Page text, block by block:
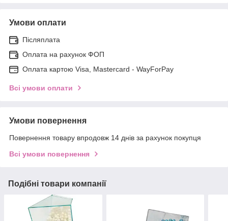
Умови оплати
Післяплата
Оплата на рахунок ФОП
Оплата картою Visa, Mastercard - WayForPay
Всі умови оплати
Умови повернення
Повернення товару впродовж 14 днів за рахунок покупця
Всі умови повернення
Подібні товари компанії